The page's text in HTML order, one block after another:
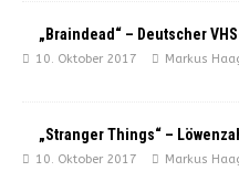
„Braindead“ – Deutscher
10. Oktober 2017 Markus
„Stranger Things“ –
10. Oktober 2017 Markus